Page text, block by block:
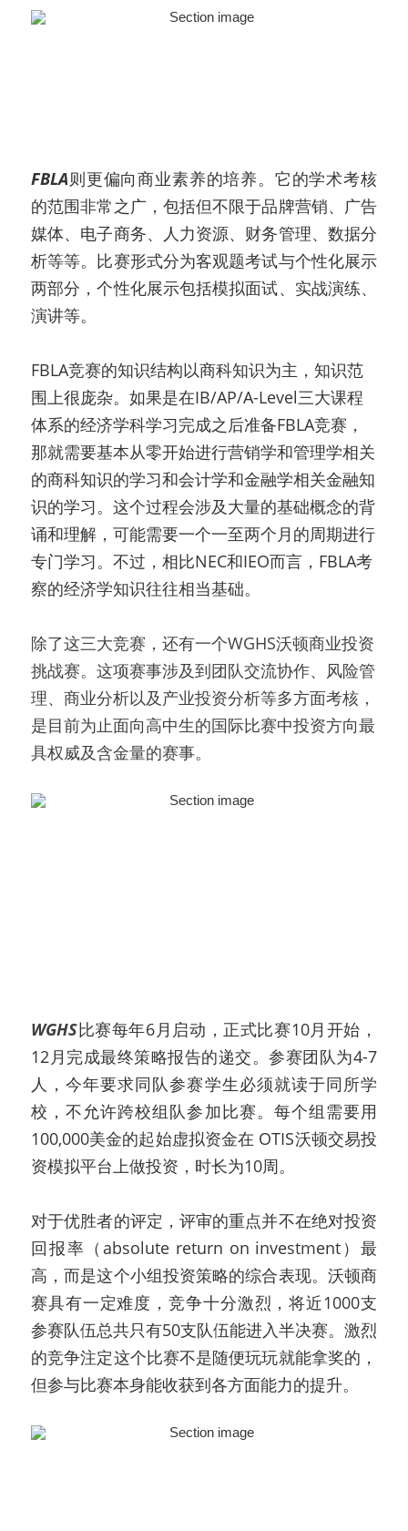
FBLA则更偏向商业素养的培养。它的学术考核
的范围非常之广，包括但不限于品牌营销、广告
媒体、电子商务、人力资源、财务管理、数据分
析等等。比赛形式分为客观题考试与个性化展示
两部分，个性化展示包括模拟面试、实战演练、
演讲等。
FBLA竞赛的知识结构以商科知识为主，知识范
围上很庞杂。如果是在IB/AP/A-Level三大课程
体系的经济学科学习完成之后准备FBLA竞赛，
那就需要基本从零开始进行营销学和管理学相关
的商科知识的学习和会计学和金融学相关金融知
识的学习。这个过程会涉及大量的基础概念的背
诵和理解，可能需要一个一至两个月的周期进行
专门学习。不过，相比NEC和IEO而言，FBLA考
察的经济学知识往往相当基础。
除了这三大竞赛，还有一个WGHS沃顿商业投资
挑战赛。这项赛事涉及到团队交流协作、风险管
理、商业分析以及产业投资分析等多方面考核，
是目前为止面向高中生的国际比赛中投资方向最
具权威及含金量的赛事。
WGHS比赛每年6月启动，正式比赛10月开始，
12月完成最终策略报告的递交。参赛团队为4-7
人，今年要求同队参赛学生必须就读于同所学
校，不允许跨校组队参加比赛。每个组需要用
100,000美金的起始虚拟资金在 OTIS沃顿交易投
资模拟平台上做投资，时长为10周。
对于优胜者的评定，评审的重点并不在绝对投资
回报率（absolute return on investment）最
高，而是这个小组投资策略的综合表现。沃顿商
赛具有一定难度，竞争十分激烈，将近1000支
参赛队伍总共只有50支队伍能进入半决赛。激烈
的竞争注定这个比赛不是随便玩玩就能拿奖的，
但参与比赛本身能收获到各方面能力的提升。